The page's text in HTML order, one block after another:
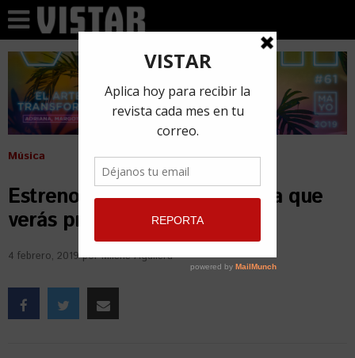
Música
Estrenos en la música cubana que
verás próximamente
4 febrero, 2019 porMilene Aguilera